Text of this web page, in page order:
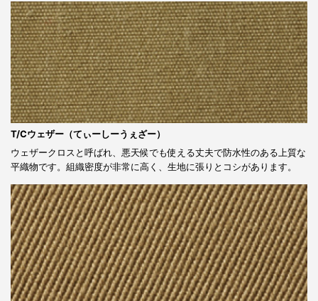
T/Cウェザー（てぃーしーうぇざー）
ウェザークロスと呼ばれ、悪天候でも使える丈夫で防水性のある上質な
平織物です。組織密度が非常に高く、生地に張りとコシがあります。